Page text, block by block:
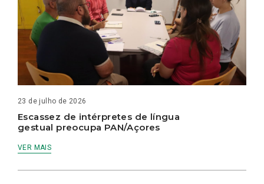
23 de julho de 2026
Escassez de intérpretes de língua
gestual preocupa PAN/Açores
VER MAIS